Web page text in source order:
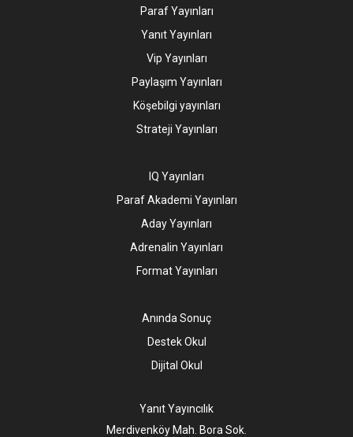
Paraf Yayınları
Yanıt Yayınları
Vip Yayınları
Paylaşım Yayınları
Köşebilgi yayınları
Strateji Yayınları
IQ Yayınları
Paraf Akademi Yayınları
Aday Yayınları
Adrenalin Yayınları
Format Yayınları
Anında Sonuç
Destek Okul
Dijital Okul
Yanıt Yayıncılık
Merdivenköy Mah. Bora Sok.